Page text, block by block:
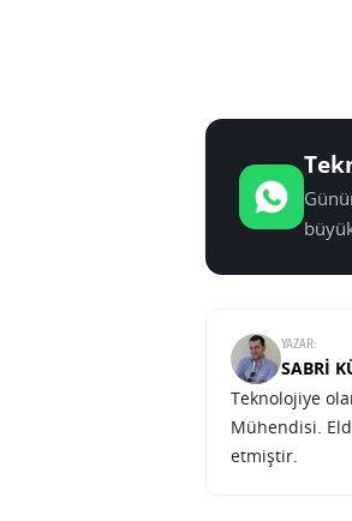
YAZAR:
SABRI
Teknolojiye
Mühendisi.
etmiştir.